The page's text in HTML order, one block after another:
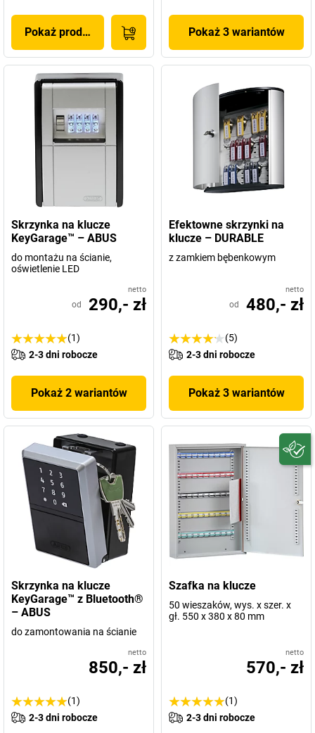
Pokaż produkt Pokaż 3 wariantów
Skrzynka na klucze
KeyGarage™ – ABUS
do montażu na ścianie,
oświetlenie LED
netto
od 290,- zł
(1)
2-3 dni robocze
Pokaż 2 wariantów
Efektowne skrzynki na
klucze – DURABLE
z zamkiem bębenkowym
netto
od 480,- zł
(5)
2-3 dni robocze
Pokaż 3 wariantów
Skrzynka na klucze
KeyGarage™ z Bluetooth®
– ABUS
do zamontowania na ścianie
netto
850,- zł
(1)
2-3 dni robocze
Szafka na klucze
50 wieszaków, wys. x szer. x
gł. 550 x 380 x 80 mm
netto
570,- zł
(1)
2-3 dni robocze